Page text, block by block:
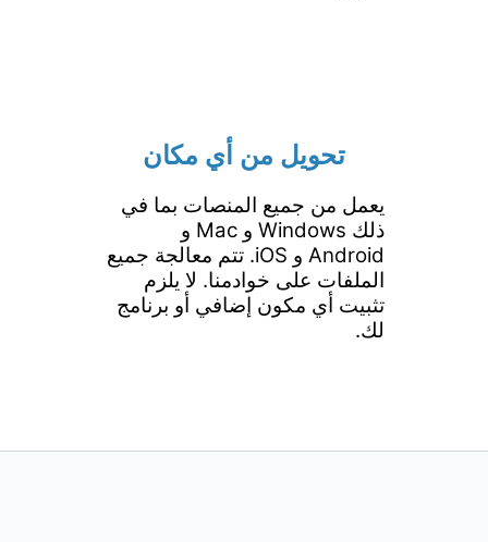
تحويل من أي مكان
يعمل من جميع المنصات بما في
ذلك Windows و Mac و
Android و iOS. تتم معالجة جميع
الملفات على خوادمنا. لا يلزم
تثبيت أي مكون إضافي أو برنامج
لك.